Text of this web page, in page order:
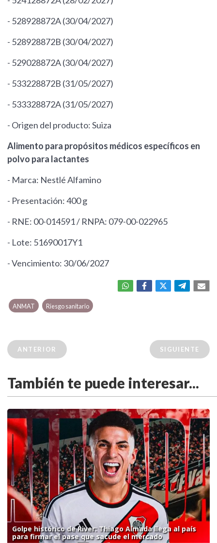
- 528928872A (30/04/2027)
- 528928872B (30/04/2027)
- 529028872A (30/04/2027)
- 533228872B (31/05/2027)
- 533328872A (31/05/2027)
- Origen del producto: Suiza
Alimento para propósitos médicos específicos en
polvo para lactantes
- Marca: Nestlé Alfamino
- Presentación: 400 g
- RNE: 00-014591 / RNPA: 079-00-022965
- Lote: 51690017Y1
- Vencimiento: 30/06/2027
ANMAT Riesgo sanitario
ANTERIOR SIGUIENTE
También te puede interesar...
Golpe histórico de River: Thiago Almada llega al país
para firmar el pase que sacude el mercado